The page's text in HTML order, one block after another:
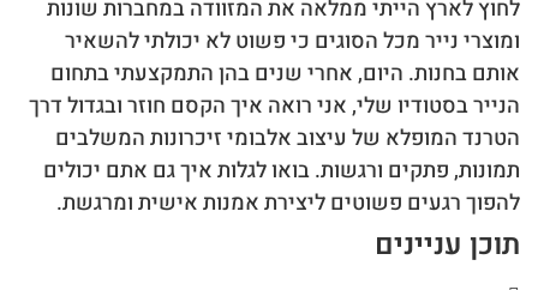
לחוץ לארץ הייתי ממלאה את המזוודה במחברות שונות
ומוצרי נייר מכל הסוגים כי פשוט לא יכולתי להשאיר
אותם בחנות. היום, אחרי שנים בהן התמקצעתי בתחום
הנייר בסטודיו שלי, אני רואה איך הקסם חוזר ובגדול דרך
הטרנד המופלא של עיצוב אלבומי זיכרונות המשלבים
תמונות, פתקים ורגשות. בואו לגלות איך גם אתם יכולים
להפוך רגעים פשוטים ליצירת אמנות אישית ומרגשת.
תוכן עניינים